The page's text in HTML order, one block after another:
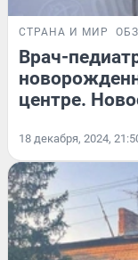
СТРАНА И МИР
Врач-
центре.
18 декабря, 2024,